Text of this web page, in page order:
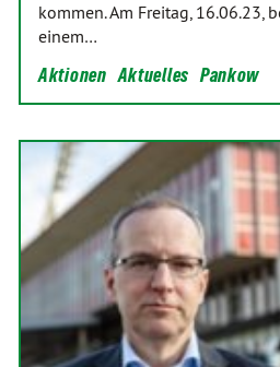
kommen. Am Freitag, 16.06.23,
einem…
Aktionen Aktuelles Pankow